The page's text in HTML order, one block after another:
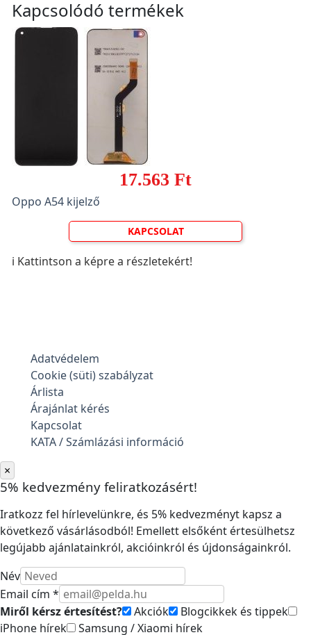
Kapcsolódó termékek
17.563 Ft
Oppo A54 kijelző
KAPCSOLAT
ℹ️ Kattintson a képre a részletekért!
Adatvédelem
Cookie (süti) szabályzat
Árlista
Árajánlat kérés
Kapcsolat
KATA / Számlázási információ
×
5% kedvezmény feliratkozásért!
Iratkozz fel hírlevelünkre, és 5% kedvezményt kapsz a
következő vásárlásodból! Emellett elsőként értesülhetsz
legújabb ajánlatainkról, akcióinkról és újdonságainkról.
Név
Email cím *
Miről kérsz értesítést?
Akciók
Blogcikkek és tippek
iPhone hírek
Samsung / Xiaomi hírek